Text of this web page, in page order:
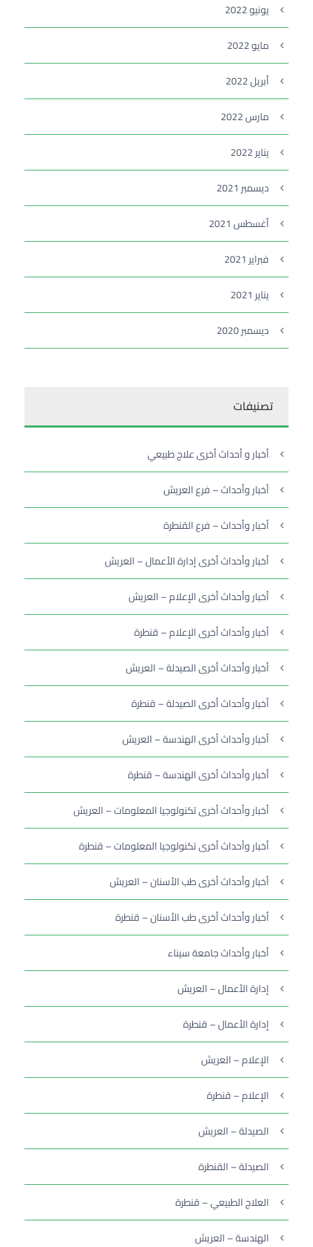
يونيو 2022
مايو 2022
أبريل 2022
مارس 2022
يناير 2022
ديسمبر 2021
أغسطس 2021
فبراير 2021
يناير 2021
ديسمبر 2020
تصنيفات
أخبار و أحداث أخرى علاج طبيعي
أخبار وأحداث – فرع العريش
أخبار وأحداث – فرع القنطرة
أخبار وأحداث أخرى إدارة الأعمال – العريش
أخبار وأحداث أخرى الإعلام – العريش
أخبار وأحداث أخرى الإعلام – قنطرة
أخبار وأحداث أخرى الصيدلة – العريش
أخبار وأحداث أخرى الصيدلة – قنطرة
أخبار وأحداث أخرى الهندسة – العريش
أخبار وأحداث أخرى الهندسة – قنطرة
أخبار وأحداث أخرى تكنولوجيا المعلومات – العريش
أخبار وأحداث أخرى تكنولوجيا المعلومات – قنطرة
أخبار وأحداث أخرى طب الأسنان – العريش
أخبار وأحداث أخرى طب الأسنان – قنطرة
أخبار وأحداث جامعة سيناء
إدارة الأعمال – العريش
إدارة الأعمال – قنطرة
الإعلام – العريش
الإعلام – قنطرة
الصيدلة – العريش
الصيدلة – القنطرة
العلاج الطبيعي – قنطرة
الهندسة – العريش